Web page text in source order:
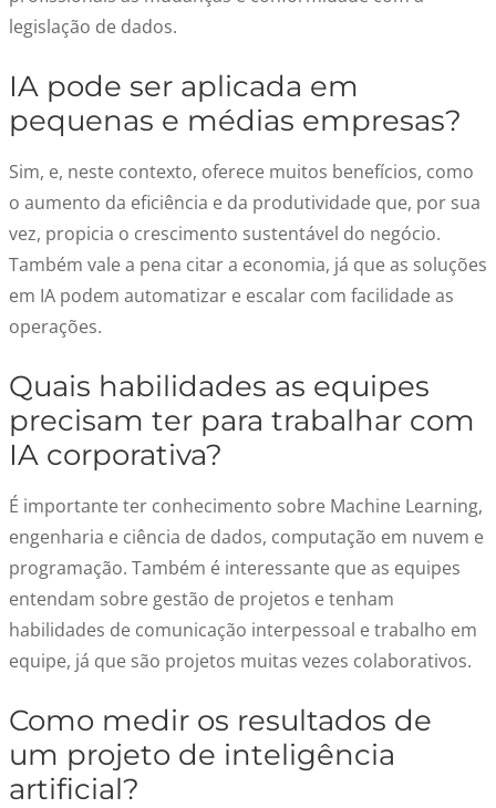
legislação de dados.
IA pode ser aplicada em
pequenas e médias empresas?
Sim, e, neste contexto, oferece muitos benefícios, como
o aumento da eficiência e da produtividade que, por sua
vez, propicia o crescimento sustentável do negócio.
Também vale a pena citar a economia, já que as soluções
em IA podem automatizar e escalar com facilidade as
operações.
Quais habilidades as equipes
precisam ter para trabalhar com
IA corporativa?
É importante ter conhecimento sobre Machine Learning,
engenharia e ciência de dados, computação em nuvem e
programação. Também é interessante que as equipes
entendam sobre gestão de projetos e tenham
habilidades de comunicação interpessoal e trabalho em
equipe, já que são projetos muitas vezes colaborativos.
Como medir os resultados de
um projeto de inteligência
artificial?